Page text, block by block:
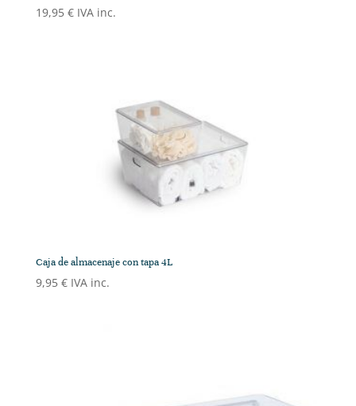
19,95 € IVA inc.
Caja de almacenaje con tapa 4L
9,95 € IVA inc.